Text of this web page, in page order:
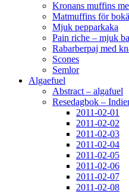
Kronans muffins
Matmuffins för
Mjuk pepparkaka
Pain riche – mjuk
Rabarberpaj med
Scones
Semlor
Algaefuel
Abstract – algafuel
Resedagbok –
2011-02-01
2011-02-02
2011-02-03
2011-02-04
2011-02-05
2011-02-06
2011-02-07
2011-02-08